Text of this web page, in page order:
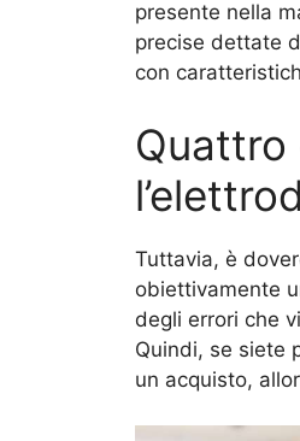
presente nella
precise dettate
con
Quattro
Tuttavia, è
obiettivamente
degli errori che
Quindi, se siete
un acquisto,